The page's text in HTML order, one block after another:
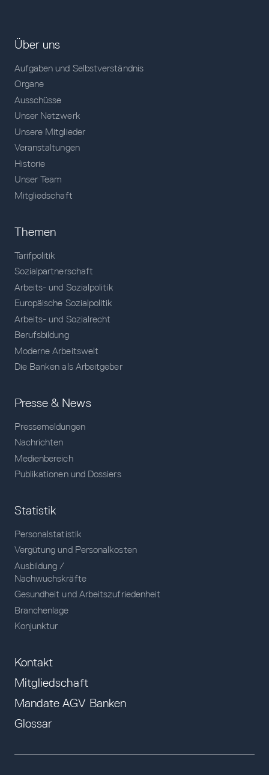
Über uns
Aufgaben und Selbstverständnis
Organe
Ausschüsse
Unser Netzwerk
Unsere Mitglieder
Veranstaltungen
Historie
Unser Team
Mitgliedschaft
Themen
Tarifpolitik
Sozialpartnerschaft
Arbeits- und Sozialpolitik
Europäische Sozialpolitik
Arbeits- und Sozialrecht
Berufsbildung
Moderne Arbeitswelt
Die Banken als Arbeitgeber
Presse & News
Pressemeldungen
Nachrichten
Medienbereich
Publikationen und Dossiers
Statistik
Personalstatistik
Vergütung und Personalkosten
Ausbildung /
Nachwuchskräfte
Gesundheit und Arbeitszufriedenheit
Branchenlage
Konjunktur
Kontakt
Mitgliedschaft
Mandate AGV Banken
Glossar